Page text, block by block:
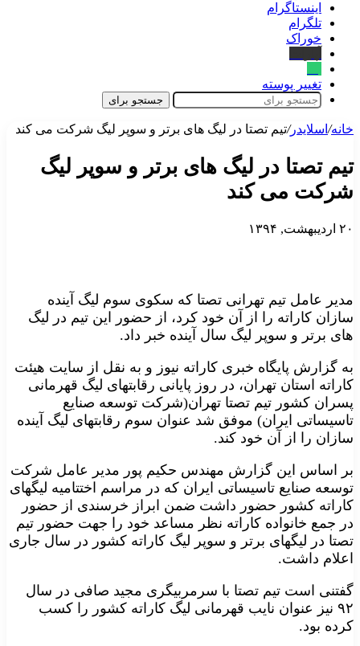
اینستاگرام
تلگرام
خوراک
تغییر پوسته
جستجو برای
خانه/ اسلایدر/تیم تصتا در لیگ های برتر و سوپر لیگ شرکت می کند
تیم تصتا در لیگ های برتر و سوپر لیگ
شرکت می کند
۲۰ اردیبهشت, ۱۳۹۴
مدیر عامل تیم تهرانی تصتا که سکوی سوم لیگ آینده
سازان کاراته را از آن خود کرد، از حضور این تیم در لیگ
های برتر و سوپر لیگ سال آینده خبر داد.
به گزارش پایگاه خبری کاراته نیوز و به نقل از سایت هیئت
کاراته استان تهران، در روز پایانی رقابتهای لیگ قهرمانی
پسران کشور تیم تصتا تهران(شرکت توسعه صنایع
تاسیساتی ایران) موفق شد عنوان سوم رقابتهای لیگ آینده
سازان را از آن خود کند.
بر اساس این گزارش مهندس حکیم پور مدیر عامل شرکت
توسعه صنایع تاسیساتی ایران که در مراسم اختتامیه لیگهای
کاراته کشور حضور داشت ضمن ابراز خرسندی از حضور
در جمع خانواده کاراته نظر مساعد خود را جهت حضور تیم
تصتا در لیگهای برتر و سوپر لیگ کاراته کشور در سال جاری
اعلام داشت.
گفتنی است تیم تصتا با سرمربیگری مجید صافی در سال
۹۲ نیز عنوان نایب قهرمانی لیگ کاراته کشور را کسب
کرده بود.